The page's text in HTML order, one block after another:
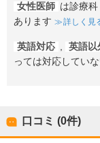
女性医師 は診療
あります
詳しく見
英語対応 英語以
っては対応してい
口コミ (0件)